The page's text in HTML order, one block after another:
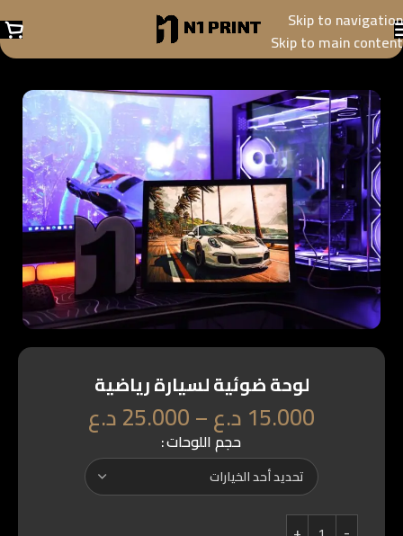
Skip to navigation
Skip to main content
لوحة ضوئية لسيارة رياضية
15.000د.ع–
25.000د.ع
حجم اللوحات